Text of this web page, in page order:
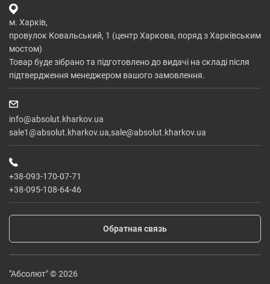
м. Харків,
провулок Ковальський, 1 (центр Харкова, поряд з Харківським
мостом)
Товар буде зібрано та підготовлено до видачі на складі після
підтвердження менеджером вашого замовлення.
info@absolut.kharkov.ua
sale1@absolut.kharkov.ua,sale@absolut.kharkov.ua
+38-093-170-07-71
+38-095-108-64-46
Обратная связь
"Абсолют" © 2026